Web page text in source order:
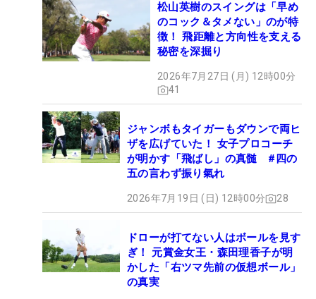
松山英樹のスイングは「早め
のコック＆タメない」のが特
徴！ 飛距離と方向性を支える
秘密を深掘り
2026年7月27日 (月) 12時00分
41
ジャンボもタイガーもダウンで両ヒ
ザを広げていた！ 女子プロコーチ
が明かす「飛ばし」の真髄 #四の
五の言わず振り氣れ
2026年7月19日 (日) 12時00分 28
ドローが打てない人はボールを見す
ぎ！ 元賞金女王・森田理香子が明
かした「右ツマ先前の仮想ボール」
の真実